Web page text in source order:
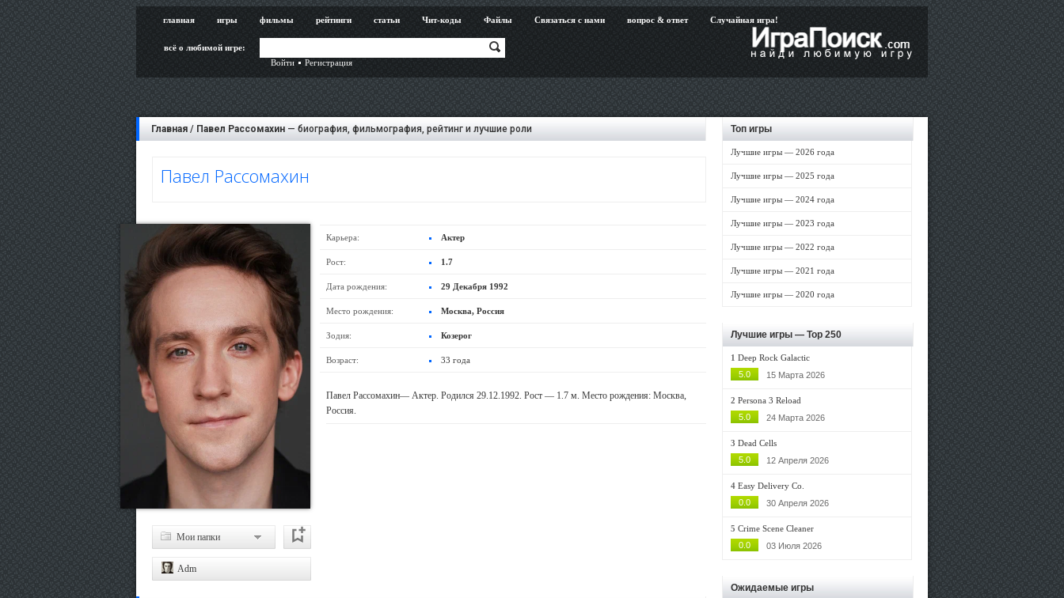
главная игры фильмы рейтинги статьи Чит-коды Файлы Связаться с нами вопрос & ответ Случайная игра!
всё о любимой игре:
Войти
Регистрация
Главная / Павел Рассомахин — биография, фильмография, рейтинг и лучшие роли
Павел Рассомахин
Мои папки
Adm
Карьера: Актер
Рост: 1.7
Дата рождения: 29 Декабря 1992
Место рождения: Москва, Россия
Зодия: Козерог
Возраст: 33 года
Павел Рассомахин— Актер. Родился 29.12.1992. Рост — 1.7 м. Место рождения: Москва,
Россия.
Топ игры
Лучшие игры — 2026 года
Лучшие игры — 2025 года
Лучшие игры — 2024 года
Лучшие игры — 2023 года
Лучшие игры — 2022 года
Лучшие игры — 2021 года
Лучшие игры — 2020 года
Лучшие игры — Top 250
1 Deep Rock Galactic
5.0
15 Марта 2026
2 Persona 3 Reload
5.0
24 Марта 2026
3 Dead Cells
5.0
12 Апреля 2026
4 Easy Delivery Co.
0.0
30 Апреля 2026
5 Crime Scene Cleaner
0.0
03 Июля 2026
Ожидаемые игры